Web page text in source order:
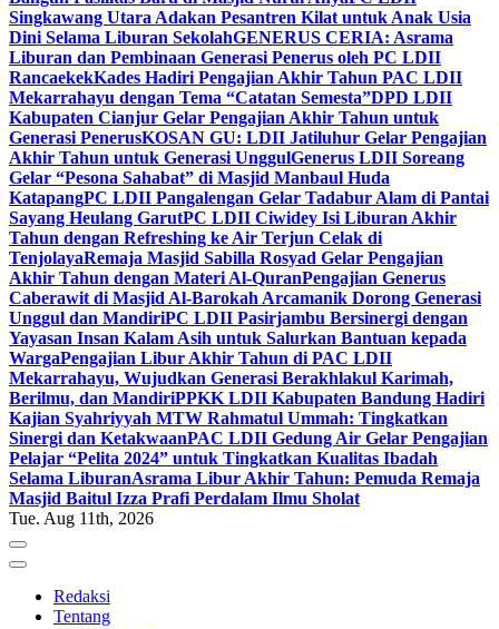
Singkawang Utara Adakan Pesantren Kilat untuk Anak Usia
Dini Selama Liburan SekolahGENERUS CERIA: Asrama
Liburan dan Pembinaan Generasi Penerus oleh PC LDII
RancaekekKades Hadiri Pengajian Akhir Tahun PAC LDII
Mekarrahayu dengan Tema “Catatan Semesta”DPD LDII
Kabupaten Cianjur Gelar Pengajian Akhir Tahun untuk
Generasi PenerusKOSAN GU: LDII Jatiluhur Gelar Pengajian
Akhir Tahun untuk Generasi UnggulGenerus LDII Soreang
Gelar “Pesona Sahabat” di Masjid Manbaul Huda
KatapangPC LDII Pangalengan Gelar Tadabur Alam di Pantai
Sayang Heulang GarutPC LDII Ciwidey Isi Liburan Akhir
Tahun dengan Refreshing ke Air Terjun Celak di
TenjolayaRemaja Masjid Sabilla Rosyad Gelar Pengajian
Akhir Tahun dengan Materi Al-QuranPengajian Generus
Caberawit di Masjid Al-Barokah Arcamanik Dorong Generasi
Unggul dan MandiriPC LDII Pasirjambu Bersinergi dengan
Yayasan Insan Kalam Asih untuk Salurkan Bantuan kepada
WargaPengajian Libur Akhir Tahun di PAC LDII
Mekarrahayu, Wujudkan Generasi Berakhlakul Karimah,
Berilmu, dan MandiriPPKK LDII Kabupaten Bandung Hadiri
Kajian Syahriyyah MTW Rahmatul Ummah: Tingkatkan
Sinergi dan KetakwaanPAC LDII Gedung Air Gelar Pengajian
Pelajar “Pelita 2024” untuk Tingkatkan Kualitas Ibadah
Selama LiburanAsrama Libur Akhir Tahun: Pemuda Remaja
Masjid Baitul Izza Prafi Perdalam Ilmu Sholat
Tue. Aug 11th, 2026
Redaksi
Tentang